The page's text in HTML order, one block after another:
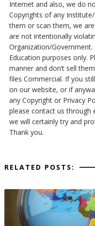
Internet and also, we do
Copyrights of any
them or scan them, we
are not intentionally
Organization/
Education purposes only.
manner and don’t sell
files Commercial. If you
on our website, or if
any Copyright or Privacy
please contact us through
we will certainly try and
Thank you.
RELATED POSTS: